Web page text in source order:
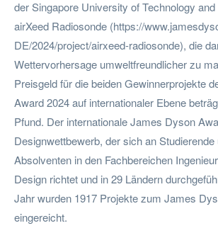
der Singapore University of Technology
airXeed Radiosonde (https://
DE/2024/project/airxeed-radiosonde), die
Wettervorhersage umweltfreundlicher zu
Preisgeld für die beiden Gewinnerprojekte
Award 2024 auf internationaler Ebene
Pfund. Der internationale James Dyson
Designwettbewerb, der sich an
Absolventen in den Fachbereichen
Design richtet und in 29 Ländern
Jahr wurden 1917 Projekte zum James
eingereicht.